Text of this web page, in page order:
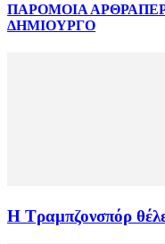
ΠΑΡΟΜΟΙΑ ΑΡΘΡΑ
ΔΗΜΙΟΥΡΓΟ
Η Τραμπζονσπόρ